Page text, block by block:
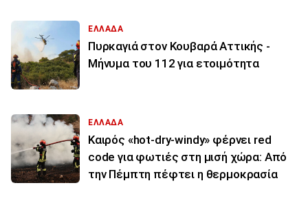
ΕΛΛΑΔΑ
Πυρκαγιά στον Κουβαρά Αττικής -
Μήνυμα του 112 για ετοιμότητα
ΕΛΛΑΔΑ
Καιρός «hot-dry-windy» φέρνει red
code για φωτιές στη μισή χώρα: Από
την Πέμπτη πέφτει η θερμοκρασία